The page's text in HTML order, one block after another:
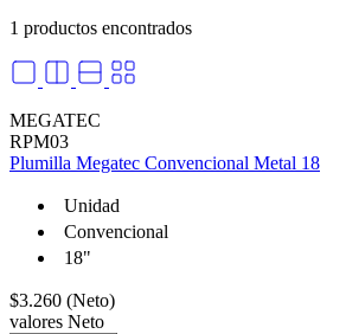
1 productos encontrados
MEGATEC
RPM03
Plumilla Megatec Convencional Metal 18
Unidad
Convencional
18"
$3.260 (Neto)
valores Neto